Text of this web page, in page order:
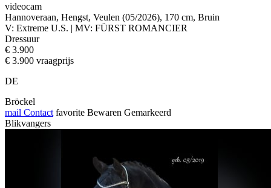
videocam
Hannoveraan, Hengst, Veulen (05/2026), 170 cm, Bruin
V: Extreme U.S. | MV: FÜRST ROMANCIER
Dressuur
€ 3.900
€ 3.900 vraagprijs
DE
Bröckel
mail Contact favorite Bewaren Gemarkeerd
Blikvangers